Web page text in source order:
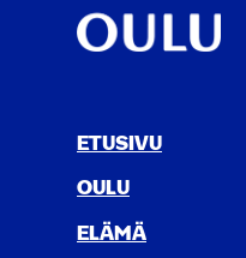
ETUSIVU
OULU
ELÄ­MÄ